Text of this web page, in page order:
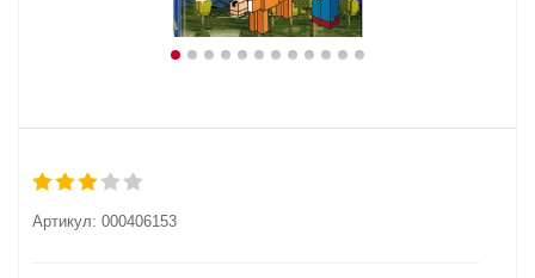
Артикул: 000406153